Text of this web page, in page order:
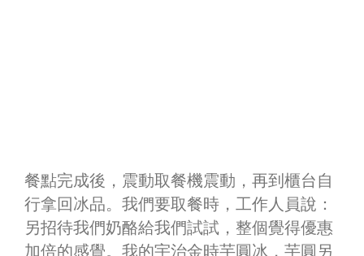
餐點完成後，震動取餐機震動，再到櫃台自
行拿回冰品。我們要取餐時，工作人員說：
另招待我們奶酪給我們試試，整個覺得優惠
加倍的感覺。我的宇治金時芋圓冰，芋圓另